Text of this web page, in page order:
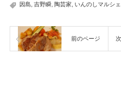
因島, 吉野瞬, 陶芸家, いんのしマルシェ
前のページ